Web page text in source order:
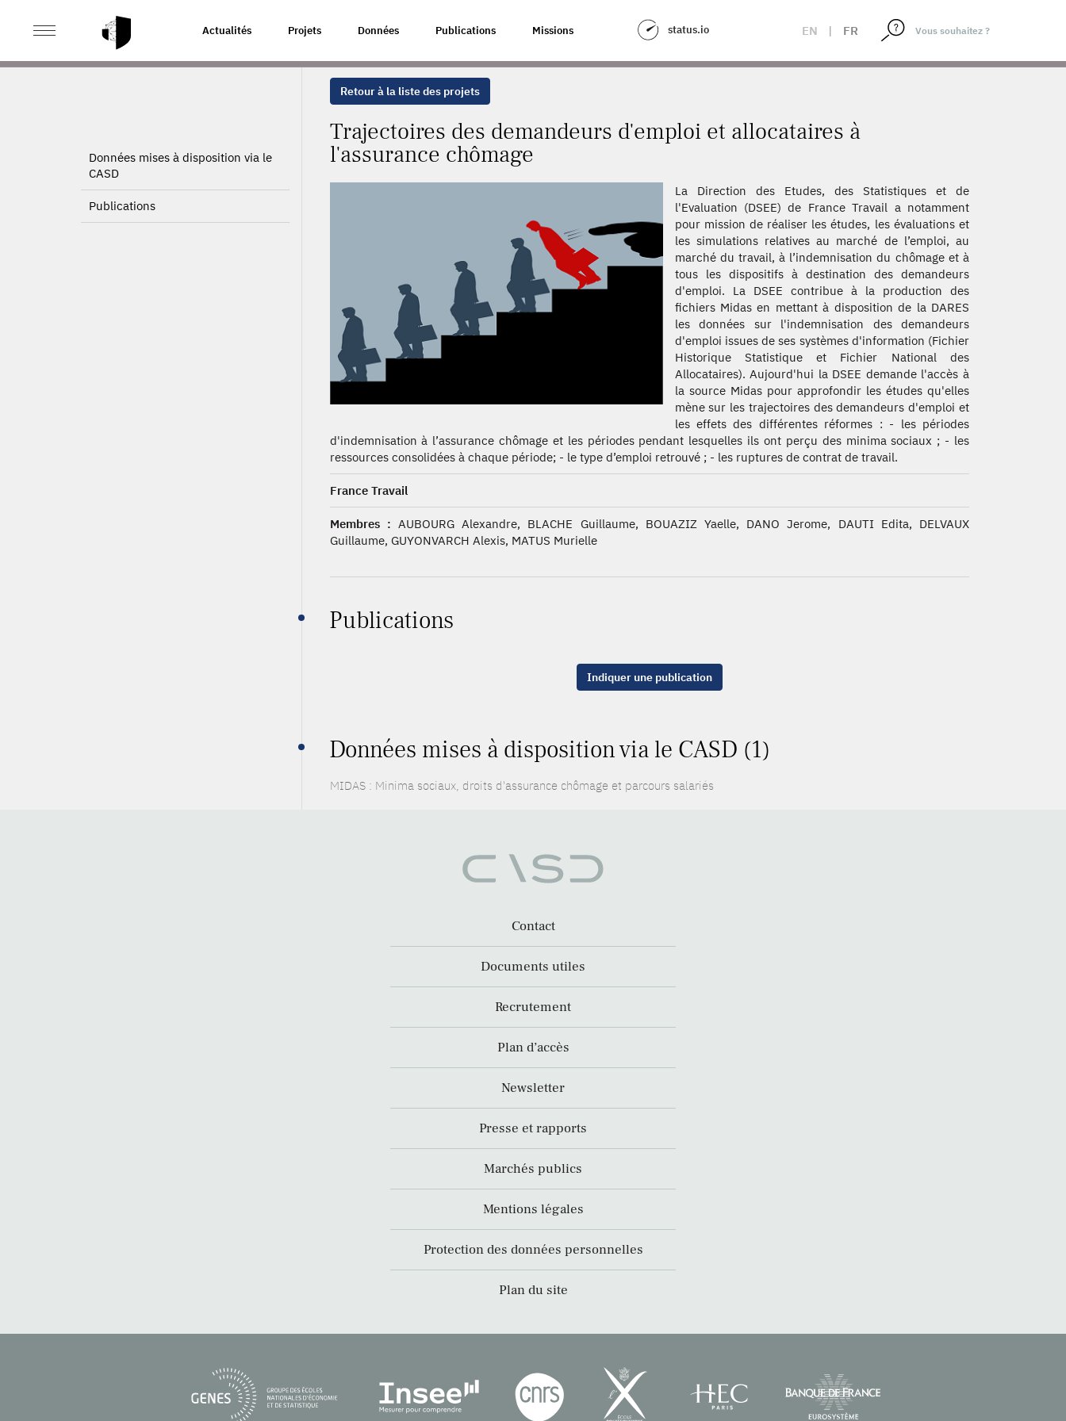
Actualités Projets Données Publications Missions status.io EN | FR
ACCUEIL TRAJECTOIRE DES ALLOCATAIRES DES DEMANDEURS D'EMPLOI
Données mises à disposition via le
CASD
Publications
Retour à la liste des projets
Trajectoires des demandeurs d'emploi et allocataires à
l'assurance chômage
La Direction des Etudes, des Statistiques et de
l'Evaluation (DSEE) de France Travail a notamment
pour mission de réaliser les études, les évaluations et
les simulations relatives au marché de l’emploi, au
marché du travail, à l’indemnisation du chômage et à
tous les dispositifs à destination des demandeurs
d'emploi. La DSEE contribue à la production des
fichiers Midas en mettant à disposition de la DARES
les données sur l'indemnisation des demandeurs
d'emploi issues de ses systèmes d'information (Fichier
Historique Statistique et Fichier National des
Allocataires). Aujourd'hui la DSEE demande l'accès à
la source Midas pour approfondir les études qu'elles
mène sur les trajectoires des demandeurs d'emploi et
les effets des différentes réformes : - les périodes
d'indemnisation à l’assurance chômage et les périodes pendant lesquelles ils ont perçu des minima sociaux ; - les
ressources consolidées à chaque période; - le type d’emploi retrouvé ; - les ruptures de contrat de travail.
France Travail
Membres : AUBOURG Alexandre, BLACHE Guillaume, BOUAZIZ Yaelle, DANO Jerome, DAUTI Edita, DELVAUX
Guillaume, GUYONVARCH Alexis, MATUS Murielle
Publications
Indiquer une publication
Données mises à disposition via le CASD (1)
MIDAS : Minima sociaux, droits d'assurance chômage et parcours salariés
Contact
Documents utiles
Recrutement
Plan d’accès
Newsletter
Presse et rapports
Marchés publics
Mentions légales
Protection des données personnelles
Plan du site